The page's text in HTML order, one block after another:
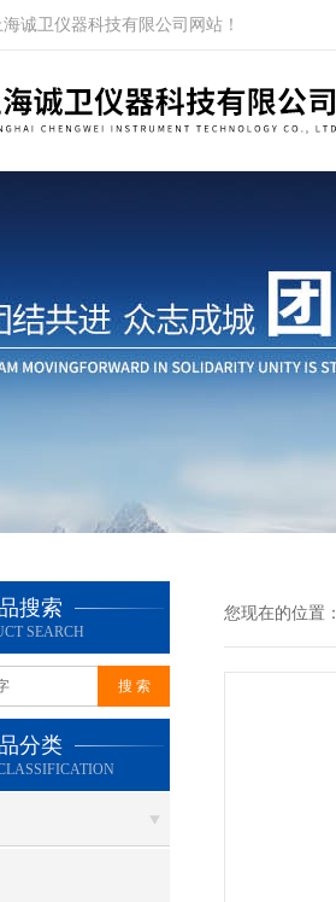
诚卫仪器科技有限公司网站！
搜索
SEARCH
分类
您现在的位置：